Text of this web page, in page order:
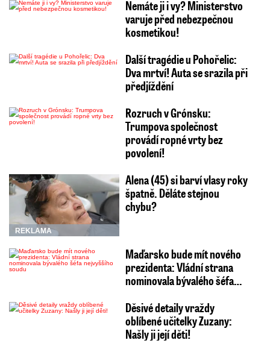
Nemáte ji i vy? Ministerstvo
varuje před nebezpečnou
kosmetikou!
Další tragédie u Pohořelic:
Dva mrtví! Auta se srazila při
předjíždění
Rozruch v Grónsku:
Trumpova společnost
provádí ropné vrty bez
povolení!
REKLAMA
Alena (45) si barví vlasy roky
špatně. Děláte stejnou
chybu?
Maďarsko bude mít nového
prezidenta: Vládní strana
nominovala bývalého šéfa…
Děsivé detaily vraždy
oblíbené učitelky Zuzany:
Našly ji její děti!